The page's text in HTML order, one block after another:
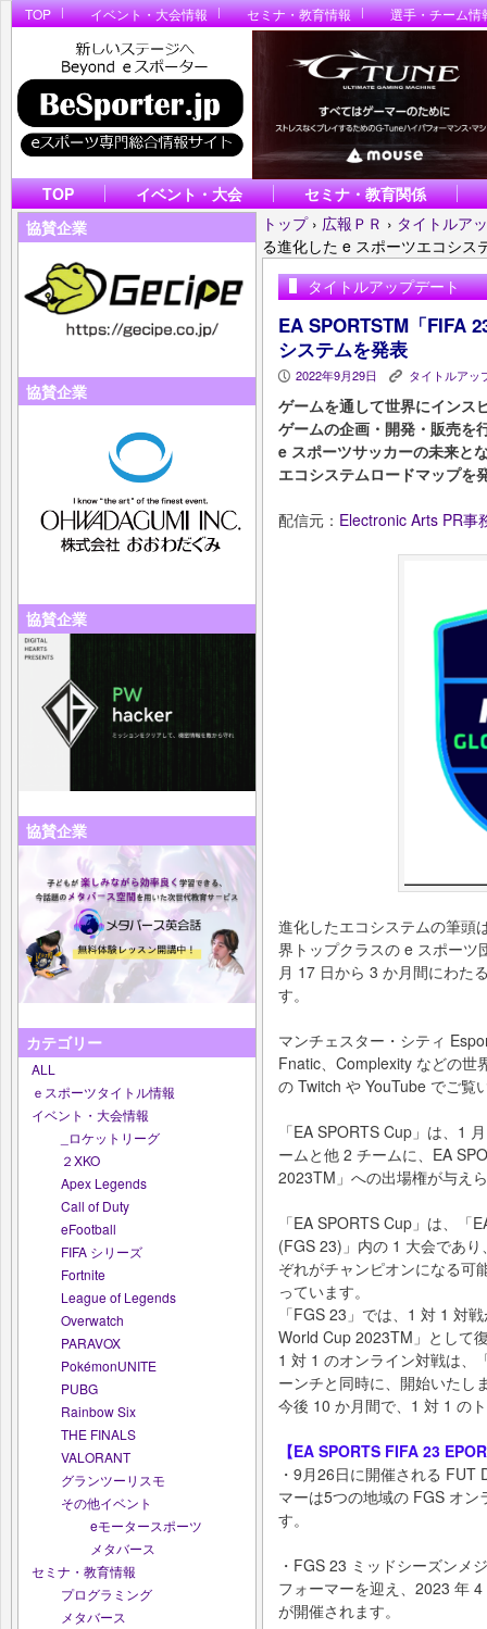
TOP イベント・大会情報 セミナ・教育情報 選手・チーム情
TOP イベント・大会
セミナ・教育関係
協賛企業
協賛企業
協賛企業
協賛企業
カテゴリー
ALL
ｅスポーツタイトル情報
イベント・大会情報
_ロケットリーグ
２XKO
Apex Legends
Call of Duty
eFootball
FIFA シリーズ
Fortnite
League of Legends
Overwatch
PARAVOX
PokémonUNITE
PUBG
Rainbow Six
THE FINALS
VALORANT
グランツーリスモ
その他イベント
eモータースポーツ
メタバース
セミナ・教育情報
プログラミング
メタバース
トップ › 広報ＰＲ › タイトルア
る進化した e スポーツエコシス
タイトルアップデート
EA SPORTSTM「FIFA
システムを発表
P 2022年9月29日 K タイトルアッ
ゲームを通して世界にインス
ゲームの企画・開発・販売
e スポーツサッカーの未来と
エコシステムロードマップを
配信元： Electronic Arts PR事
進化したエコシステムの筆頭
界トップクラスの e スポーツ
月 17 日から 3 か月間にわた
す。
マンチェスター・シティ
Fnatic、Complexity などの世
の Twitch や YouTube でご覧
「EA SPORTS Cup」は、1
ームと他 2 チームに、EA
2023TM」への出場権が与え
「EA SPORTS Cup」は、「
(FGS 23)」内の 1 大会であ
ぞれがチャンピオンになる可
っています。
「FGS 23」では、1 対 1 対
World Cup 2023TM」として
1 対 1 のオンライン対戦は、
ーンチと同時に、開始いたし
今後 10 か月間で、1 対 1 の
【EA SPORTS FIFA 23
・9月26日に開催される
マーは5つの地域の FGS オ
す。
・FGS 23 ミッドシーズンメ
フォーマーを迎え、2023 年
が開催されます。